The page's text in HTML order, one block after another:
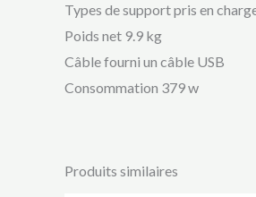
Types de support pris en
Poids net 9.9 kg
Câble fourni un câble USB
Consommation 379 w
Produits similaires